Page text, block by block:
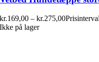
kr.169,00 – kr.275,00
Ikke på lager